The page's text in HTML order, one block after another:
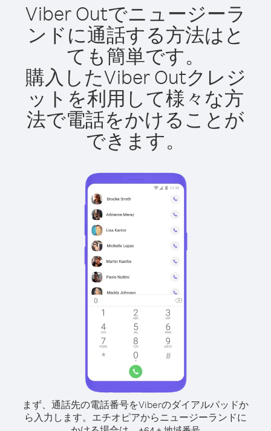
Viber Outでニュージーラ
ンドに通話する方法はと
ても簡単です。
購入したViber Outクレジ
ットを利用して様々な方
法で電話をかけることが
できます。
まず、通話先の電話番号をViberのダイアルパッドか
ら入力します。 エチオピアからニュージーランドに